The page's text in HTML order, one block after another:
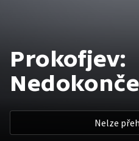
Prokofjev:
Nelze